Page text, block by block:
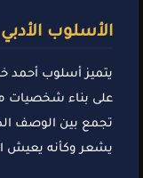
الأسلوب الأدبي
يتميز أسلوب أحمد
على بناء شخصيات
تجمع بين الوصف
يشعر وكأنه يعيش